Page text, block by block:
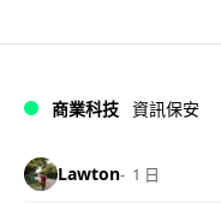
商業科技 資訊保安
Lawton 1 日